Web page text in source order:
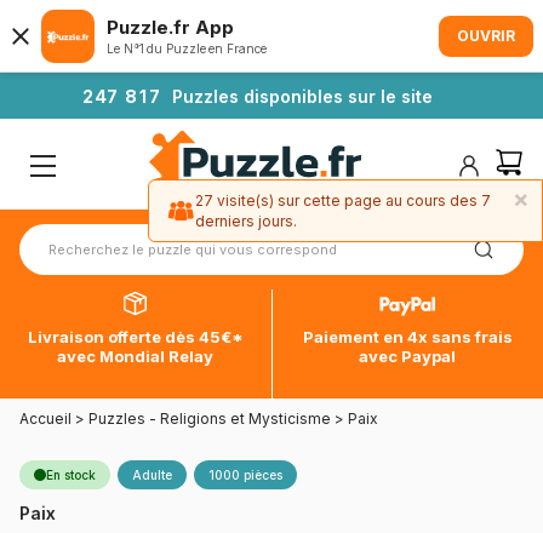
247 81 7 Puzzles disponibles sur le site
Livraison offerte dès 45€*
avec Mondial Relay
Paiement en 4x sans frais
avec Paypal
Accueil > Puzzles - Religions et Mysticisme > Paix
En stock Adulte 1000 pièces
Paix
Puzzle.fr App
Le N°1 du Puzzle en France
OUVRIR
×
27 visite(s) sur cette page au cours des 7
derniers jours.